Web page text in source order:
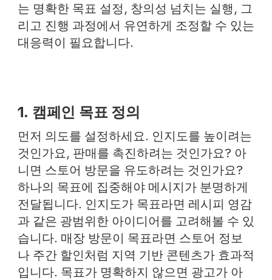
는 명확한 목표 설정, 창의성 넘치는 실행, 그
리고 진행 과정에서 유연하게 조정할 수 있는
대응력이 필요합니다.
1. 캠페인 목표 정의
먼저 의도를 설정하세요. 인지도를 높이려는
것인가요, 판매를 촉진하려는 것인가요? 아
니면 스토어 방문을 유도하려는 것인가요?
하나의 목표에 집중해야 메시지가 분명하게
전달됩니다. 인지도가 목표라면 레시피 영감
과 같은 광범위한 아이디어를 고려해볼 수 있
습니다. 매장 방문이 목표라면 스토어 정보
나 주간 할인처럼 지역 기반 콘텐츠가 효과적
입니다. 목표가 명확하지 않으면 광고가 아